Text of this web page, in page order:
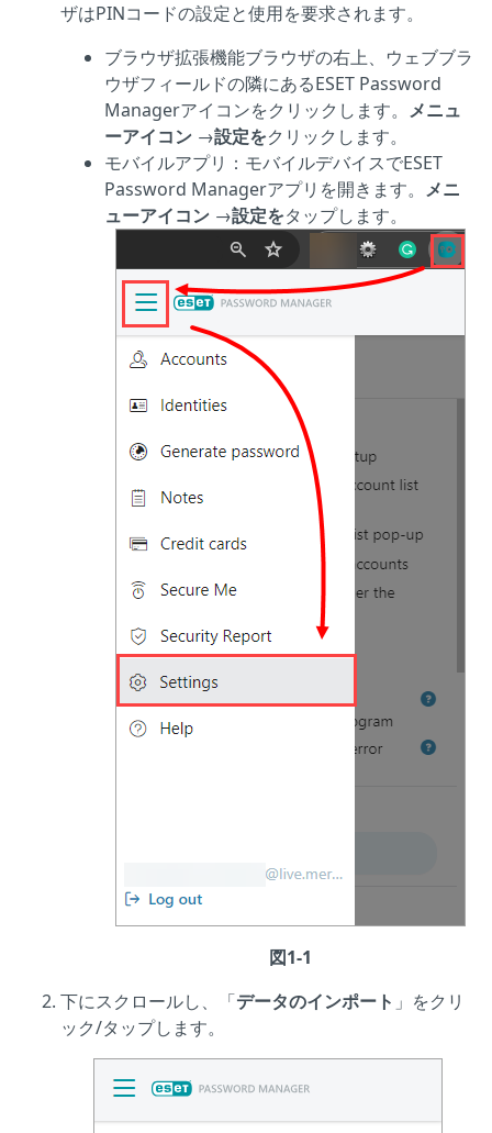
ザはPINコードの設定と使用を要求されます。
ブラウザ拡張機能ブラウザの右上、ウェブブラ
ウザフィールドの隣にあるESET Password
Managerアイコンをクリックします。 メニュ
ーアイコン →設定をクリックします。
モバイルアプリ：モバイルデバイスでESET
Password Managerアプリを開きます。 メニ
ューアイコン →設定をタップします。
図1-1
下にスクロールし、「データのインポート 」をクリ
ック/タップします。